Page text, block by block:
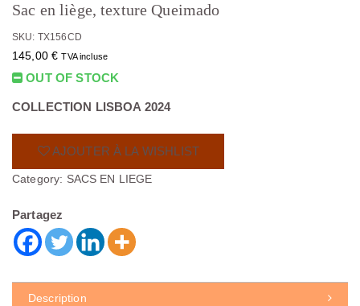
Sac en liège, texture Queimado
SKU: TX156CD
145,00€ TVA incluse
OUT OF STOCK
COLLECTION LISBOA 2024
AJOUTER À LA WISHLIST
Category: SACS EN LIEGE
Partagez
Description